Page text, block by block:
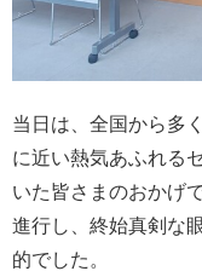
当日は、全国から多
に近い熱気あふれる
いた皆さまのおかげ
進行し、終始真剣な
的でした。